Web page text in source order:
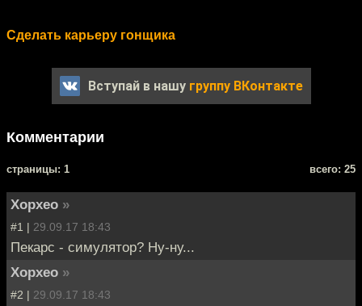
Сделать карьеру гонщика
Вступай в нашу группу ВКонтакте
Комментарии
cтраницы: 1 всего: 25
Хорхео »
#1 | 29.09.17 18:43
Пекарс - симулятор? Ну-ну...
Хорхео »
#2 | 29.09.17 18:43